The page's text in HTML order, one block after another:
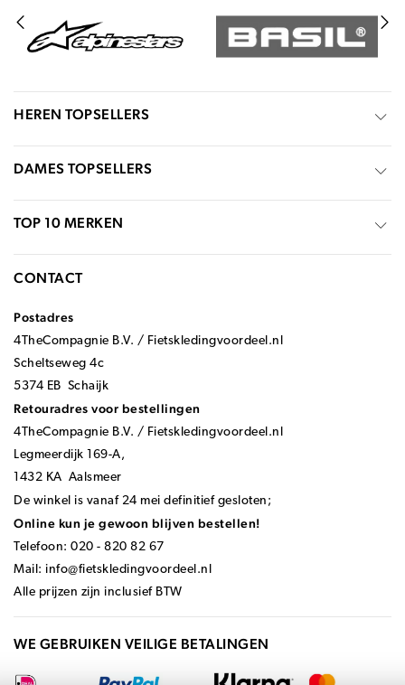
HEREN TOPSELLERS
DAMES TOPSELLERS
TOP 10 MERKEN
CONTACT
Postadres
4TheCompagnie B.V. / Fietskledingvoordeel.nl
Scheltseweg 4c
5374 EB Schaijk
Retouradres voor bestellingen
4TheCompagnie B.V. / Fietskledingvoordeel.nl
Legmeerdijk 169-A,
1432 KA Aalsmeer
De winkel is vanaf 24 mei definitief gesloten;
Online kun je gewoon blijven bestellen!
Telefoon: 020 - 820 82 67
Mail: info@fietskledingvoordeel.nl
Alle prijzen zijn inclusief BTW
WE GEBRUIKEN VEILIGE BETALINGEN